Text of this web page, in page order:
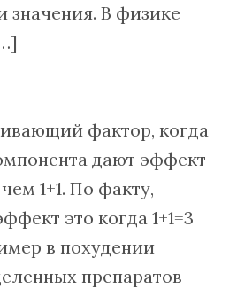
значения. В физике
фактор, когда
дают эффект
1+1. По факту,
это когда 1+1=3
в похудении
препаратов